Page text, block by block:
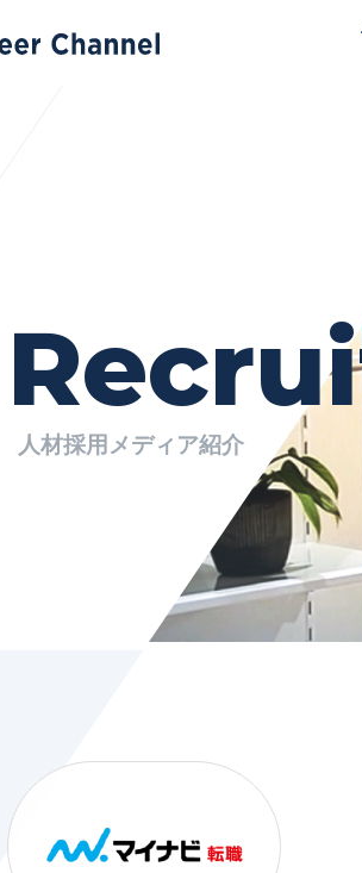
人材採用メディア紹介